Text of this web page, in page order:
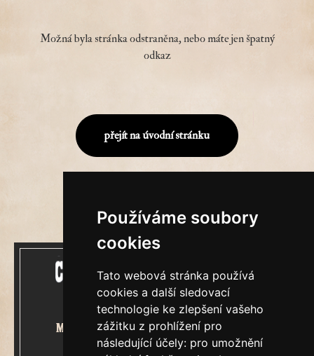
Používáme soubory
cookies
Tato webová stránka používá
cookies a další sledovací
technologie ke zlepšení vašeho
zážitku z prohlížení pro
následující účely: pro umožnění
Možná byla stránka odstraněna, nebo máte jen špatný
odkaz
přejít na úvodní stránku
Mecenášem Cimrmanova Zpravodaje
je společnost